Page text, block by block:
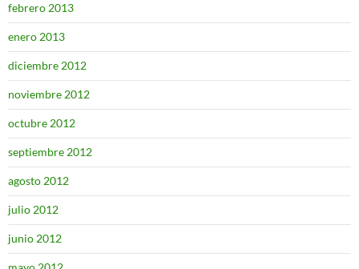
febrero 2013
enero 2013
diciembre 2012
noviembre 2012
octubre 2012
septiembre 2012
agosto 2012
julio 2012
junio 2012